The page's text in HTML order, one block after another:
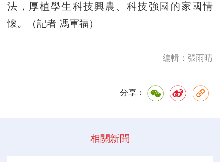
法，厚植學生科技興農、科技強國的家國情
懷。（記者 馮軍福）
編輯：張雨晴
分享：
相關新聞